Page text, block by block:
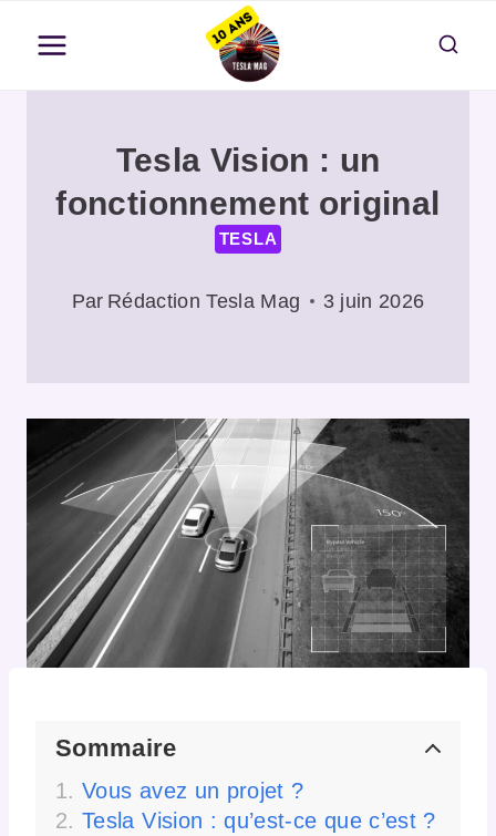
contenu
Tesla Vision : un
fonctionnement original
TESLA
Par Rédaction Tesla Mag 3 juin 2026
Sommaire
Vous avez un projet ?
Tesla Vision : qu’est-ce que c’est ?